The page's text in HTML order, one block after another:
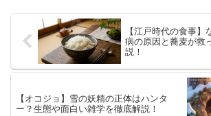
【江戸時代の食事
病の原因と蕎麦が救
説！
【オコジョ】雪の妖精の正体はハンタ
ー？生態や面白い雑学を徹底解説！